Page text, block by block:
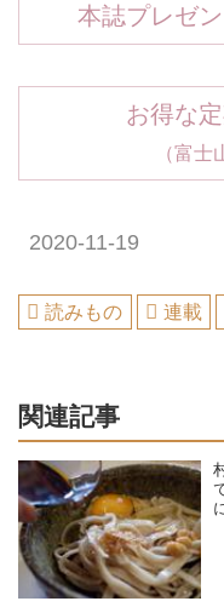
本誌プレゼ
お得な
（富士
2020-11-19
読みもの 連載
関連記事